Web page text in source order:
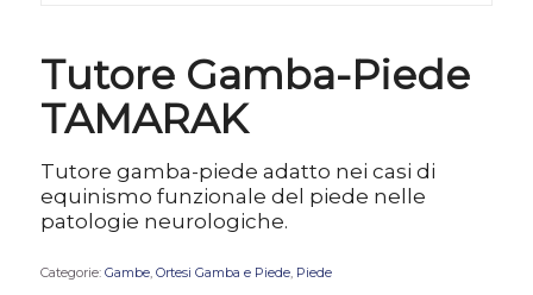
Tutore Gamba-Piede
TAMARAK
Tutore gamba-piede adatto nei casi di
equinismo funzionale del piede nelle
patologie neurologiche.
Categorie: Gambe, Ortesi Gamba e Piede, Piede